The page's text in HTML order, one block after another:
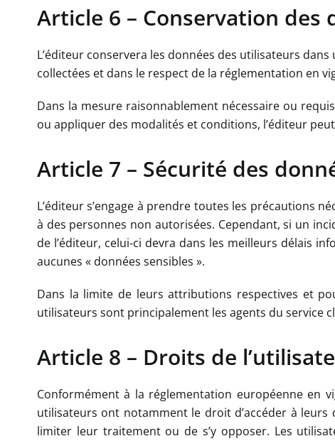
Article 6 – Conservation des
L’éditeur conservera les données des utilisateurs
collectées et dans le respect de la réglementation en
Dans la mesure raisonnablement nécessaire ou
ou appliquer des modalités et conditions, l’éditeur
Article 7 – Sécurité des
L’éditeur s’engage à prendre toutes les précautions
à des personnes non autorisées. Cependant, si un
de l’éditeur, celui-ci devra dans les meilleurs délais
aucunes « données sensibles ».
Dans la limite de leurs attributions respectives et
utilisateurs sont principalement les agents du service
Article 8 – Droits de
Conformément à la réglementation européenne en
utilisateurs ont notamment le droit d’accéder à
limiter leur traitement ou de s’y opposer. Les